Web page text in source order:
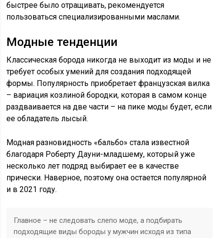
быстрее было отращивать, рекомендуется
пользоваться специализированными маслами.
Модные тенденции
Классическая борода никогда не выходит из моды и не
требует особых умений для создания подходящей
формы. Популярность приобретает французская вилка
– вариация козлиной бородки, которая в самом конце
раздваивается на две части – на пике моды будет, если
ее обладатель лысый.
Модная разновидность «бальбо» стала известной
благодаря Роберту Дауни-младшему, который уже
несколько лет подряд выбирает ее в качестве
прически. Наверное, поэтому она остается популярной
и в 2021 году.
Главное – не следовать слепо моде, а подбирать
подходящие виды бороды у мужчин исходя из типа